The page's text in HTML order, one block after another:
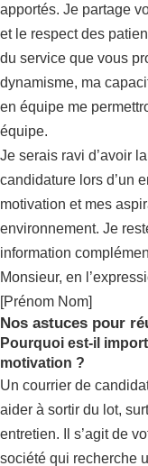
apportés. Je partage
et le respect des
du service que vous
dynamisme, ma
en équipe me
équipe.
Je serais ravi d’avoir
candidature lors d’un
motivation et mes
environnement. Je
information
Monsieur, en
[Prénom Nom]
Nos astuces pour
Pourquoi est-il
motivation ?
Un courrier de
aider à sortir du lot,
entretien. Il s’agit de
société qui recherche